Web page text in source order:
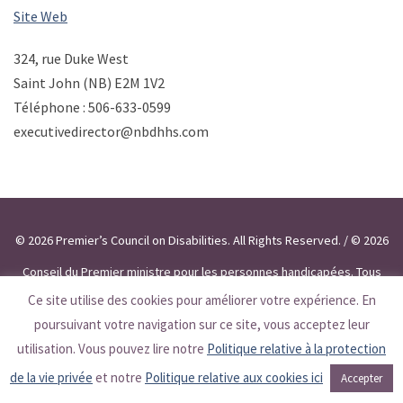
Site Web
324, rue Duke West
Saint John (NB) E2M 1V2
Téléphone : 506-633-0599
executivedirector@nbdhhs.com
© 2026 Premier’s Council on Disabilities. All Rights Reserved. / © 2026
Conseil du Premier ministre pour les personnes handicapées. Tous
droits réservés.
Ce site utilise des cookies pour améliorer votre expérience. En
poursuivant votre navigation sur ce site, vous acceptez leur
utilisation. Vous pouvez lire notre Politique relative à la protection
de la vie privée et notre Politique relative aux cookies ici Accepter